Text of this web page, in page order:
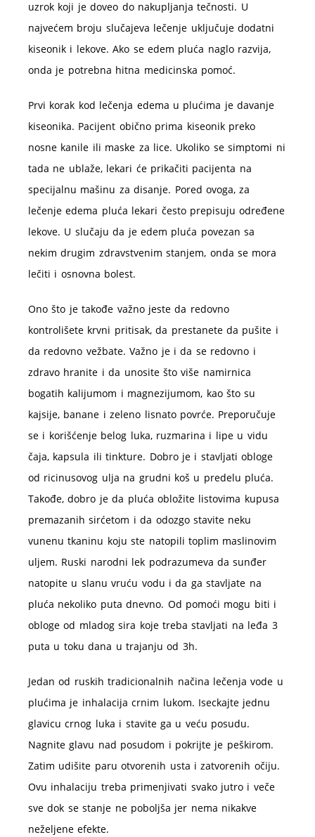
uzrok koji je doveo do nakupljanja tečnosti. U
najvećem broju slučajeva lečenje uključuje dodatni
kiseonik i lekove. Ako se edem pluća naglo razvija,
onda je potrebna hitna medicinska pomoć.
Prvi korak kod lečenja edema u plućima je davanje
kiseonika. Pacijent obično prima kiseonik preko
nosne kanile ili maske za lice. Ukoliko se simptomi ni
tada ne ublaže, lekari će prikačiti pacijenta na
specijalnu mašinu za disanje. Pored ovoga, za
lečenje edema pluća lekari često prepisuju određene
lekove. U slučaju da je edem pluća povezan sa
nekim drugim zdravstvenim stanjem, onda se mora
lečiti i osnovna bolest.
Ono što je takođe važno jeste da redovno
kontrolišete krvni pritisak, da prestanete da pušite i
da redovno vežbate. Važno je i da se redovno i
zdravo hranite i da unosite što više namirnica
bogatih kalijumom i magnezijumom, kao što su
kajsije, banane i zeleno lisnato povrće. Preporučuje
se i korišćenje belog luka, ruzmarina i lipe u vidu
čaja, kapsula ili tinkture. Dobro je i stavljati obloge
od ricinusovog ulja na grudni koš u predelu pluća.
Takođe, dobro je da pluća obložite listovima kupusa
premazanih sirćetom i da odozgo stavite neku
vunenu tkaninu koju ste natopili toplim maslinovim
uljem. Ruski narodni lek podrazumeva da sunđer
natopite u slanu vruću vodu i da ga stavljate na
pluća nekoliko puta dnevno. Od pomoći mogu biti i
obloge od mladog sira koje treba stavljati na leđa 3
puta u toku dana u trajanju od 3h.
Jedan od ruskih tradicionalnih načina lečenja vode u
plućima je inhalacija crnim lukom. Iseckajte jednu
glavicu crnog luka i stavite ga u veću posudu.
Nagnite glavu nad posudom i pokrijte je peškirom.
Zatim udišite paru otvorenih usta i zatvorenih očiju.
Ovu inhalaciju treba primenjivati svako jutro i veče
sve dok se stanje ne poboljša jer nema nikakve
neželjene efekte.